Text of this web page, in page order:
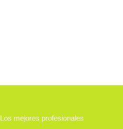
Los mejores profesionales